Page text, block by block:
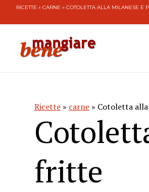
RICETTE » CARNE » COTOLETTA ALLA MILANESE E
Ricette » carne » Cotoletta
fritte